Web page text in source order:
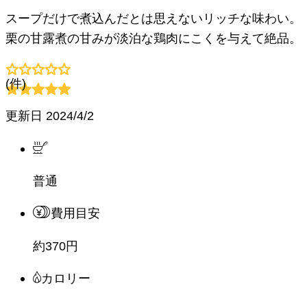
スープだけで煮込んだとは思えないリッチな味わい。
栗の甘露煮の甘みが淡泊な鶏肉にこくを与えて絶品。
(件)
更新日 2024/4/2
普通
費用目安
約370円
カロリー